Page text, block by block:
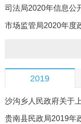
司法局2020年信息公
市场监管局2020年度
2019
沙沟乡人民政府关于
告
贵南县民政局2019年